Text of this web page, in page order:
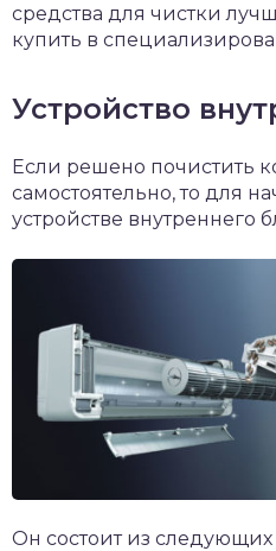
средства для чистки
купить в
Устройство
Если решено почистить
самостоятельно, то для
устройстве внутреннего
Он состоит из следующих